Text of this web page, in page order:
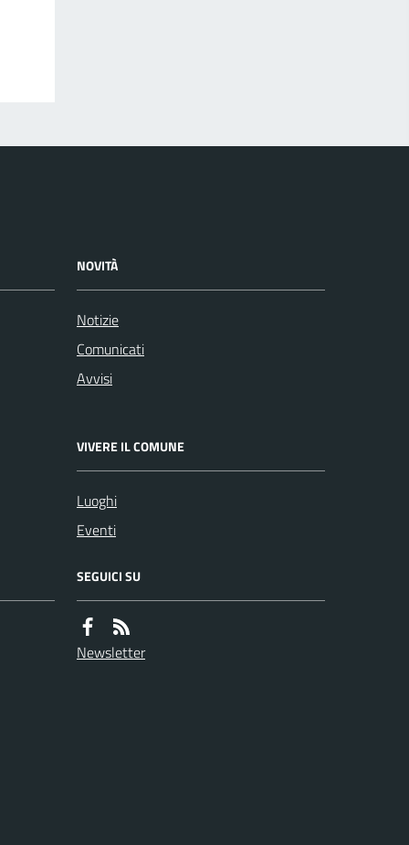
NOVITÀ
Notizie
Comunicati
Avvisi
VIVERE IL COMUNE
Luoghi
Eventi
SEGUICI SU
Newsletter